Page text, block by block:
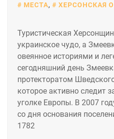
МЕСТА, ХЕРСОНСКАЯ
Туристическая
украинское чудо, а
овеянное историями и
сегодняшний день
протекторатом
которое активно следит
уголке Европы. В 2007
со дня основания
1782